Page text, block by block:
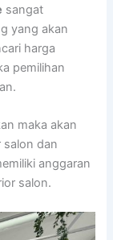
sangat
yang akan
harga
pemilihan
maka akan
salon dan
anggaran
salon.